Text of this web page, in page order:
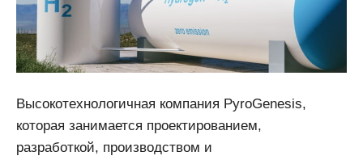
Высокотехнологичная компания PyroGenesis,
которая занимается проектированием,
разработкой, производством и